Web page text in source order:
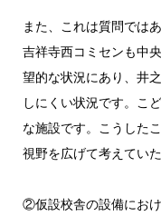
また、これは質問では
吉祥寺西コミセンも中
望的な状況にあり、井
しにくい状況です。こ
な施設です。こうした
視野を広げて考えてい
②仮設校舎の設備にお